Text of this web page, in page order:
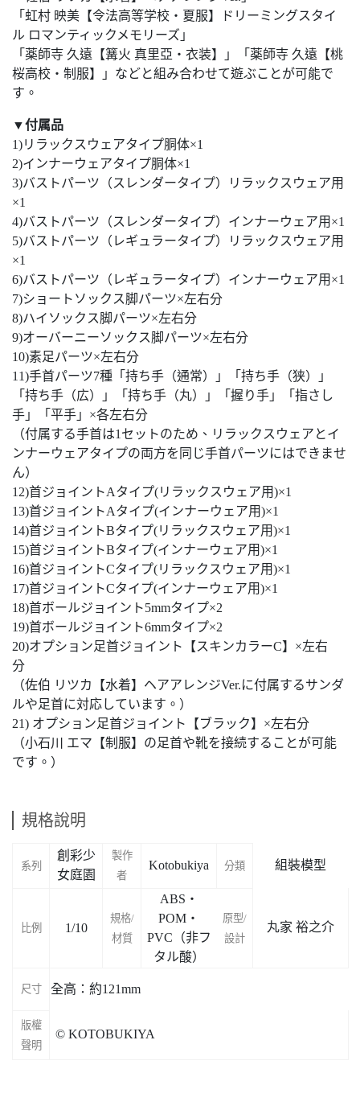
「虹村 映美【令法高等学校・夏服】ドリーミングスタイ
ル ロマンティックメモリーズ」
「薬師寺 久遠【篝火 真里亞・衣装】」「薬師寺 久遠【桃
桜高校・制服】」などと組み合わせて遊ぶことが可能で
す。
▼付属品
1)リラックスウェアタイプ胴体×1
2)インナーウェアタイプ胴体×1
3)バストパーツ（スレンダータイプ）リラックスウェア用
×1
4)バストパーツ（スレンダータイプ）インナーウェア用×1
5)バストパーツ（レギュラータイプ）リラックスウェア用
×1
6)バストパーツ（レギュラータイプ）インナーウェア用×1
7)ショートソックス脚パーツ×左右分
8)ハイソックス脚パーツ×左右分
9)オーバーニーソックス脚パーツ×左右分
10)素足パーツ×左右分
11)手首パーツ7種「持ち手（通常）」「持ち手（狭）」
「持ち手（広）」「持ち手（丸）」「握り手」「指さし
手」「平手」×各左右分
（付属する手首は1セットのため、リラックスウェアとイ
ンナーウェアタイプの両方を同じ手首パーツにはできませ
ん）
12)首ジョイントAタイプ(リラックスウェア用)×1
13)首ジョイントAタイプ(インナーウェア用)×1
14)首ジョイントBタイプ(リラックスウェア用)×1
15)首ジョイントBタイプ(インナーウェア用)×1
16)首ジョイントCタイプ(リラックスウェア用)×1
17)首ジョイントCタイプ(インナーウェア用)×1
18)首ボールジョイント5mmタイプ×2
19)首ボールジョイント6mmタイプ×2
20)オプション足首ジョイント【スキンカラーC】×左右
分
（佐伯 リツカ【水着】ヘアアレンジVer.に付属するサンダ
ルや足首に対応しています。）
21) オプション足首ジョイント【ブラック】×左右分
（小石川 エマ【制服】の足首や靴を接続することが可能
です。）
規格說明
系列
創彩少
女庭園
製作
者
Kotobukiya 分類 組裝模型
比例 1/10
規格/
材質
ABS・
POM・
PVC（非フ
タル酸）
原型/
設計
丸家 裕之介
尺寸 全高：約121mm
版權
聲明
© KOTOBUKIYA